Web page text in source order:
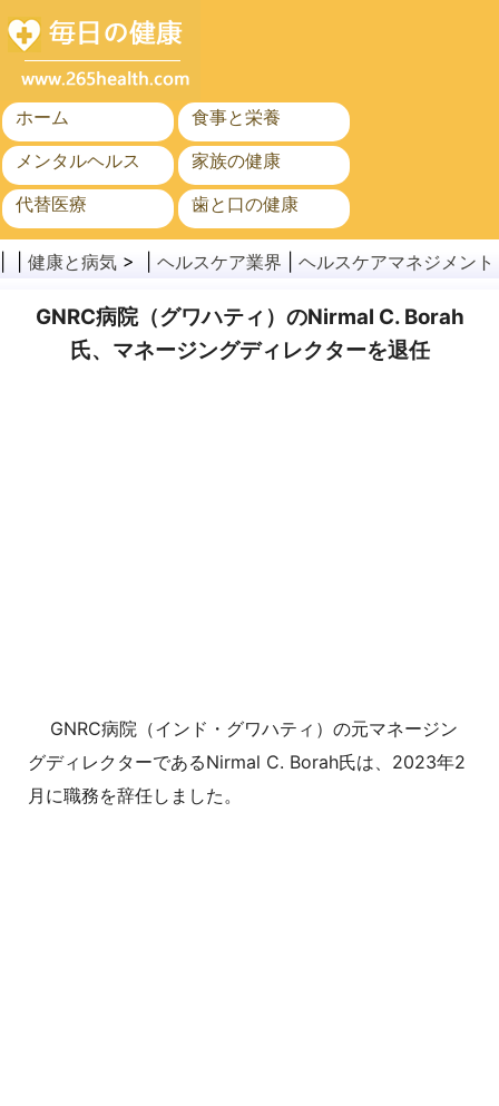
ホーム
食事と栄養
メンタルヘルス
家族の健康
代替医療
歯と口の健康
がん
健康と病気 > | ヘルスケア業界 ヘルスケアマネジメント
GNRC病院（グワハティ）のNirmal C. Borah
氏、マネージングディレクターを退任
GNRC病院（インド・グワハティ）の元マネージン
グディレクターであるNirmal C. Borah氏は、2023年2
月に職務を辞任しました。